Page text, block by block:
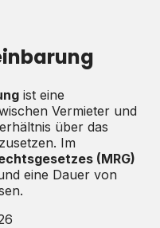
ist eine
Vermieter und
über das
Im
(MRG)
eine Dauer von